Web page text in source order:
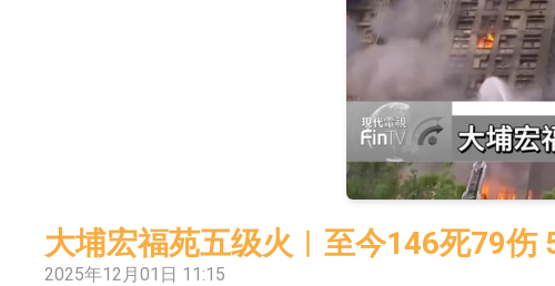
依米康：海外交付以东南亚、中东市场为主 并已取得
上交所：财通多策略福鑫定期开放灵活配置混合型发
上交所：景顺长城全球半导体芯片产业股票型证券投
【异动股】港股跌幅榜前十，卡森国际(00496.HK)跌
【异动股】港股涨幅榜前十，拿森科技(02261.HK)涨
神火股份：新疆神火铝水转化率已100%
大埔宏福苑五级火︱至今146死79
2025年12月01日 11:15